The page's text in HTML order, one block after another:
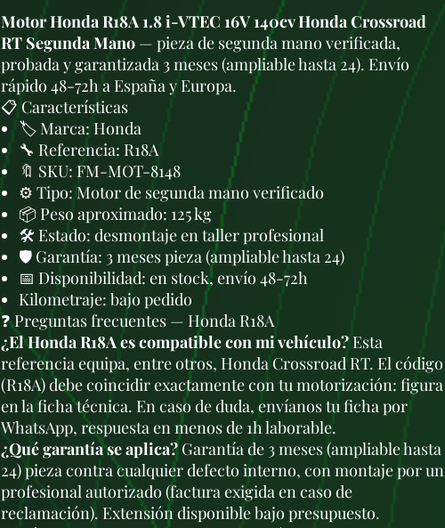
Motor Honda R18A 1.8 i-VTEC 16V 140cv Honda Crossroad
RT Segunda Mano — pieza de segunda mano verificada,
probada y garantizada 3 meses (ampliable hasta 24). Envío
rápido 48-72h a España y Europa.
📋 Características
🏷️ Marca: Honda
🔧 Referencia: R18A
🔖 SKU: FM-MOT-8148
⚙️ Tipo: Motor de segunda mano verificado
📦 Peso aproximado: 125 kg
🛠 Estado: desmontaje en taller profesional
🛡️ Garantía: 3 meses pieza (ampliable hasta 24)
📅 Disponibilidad: en stock, envío 48-72h
Kilometraje: bajo pedido
❓ Preguntas frecuentes — Honda R18A
¿El Honda R18A es compatible con mi vehículo?Esta
referencia equipa, entre otros, Honda Crossroad RT. El código
(R18A) debe coincidir exactamente con tu motorización: figura
en la ficha técnica. En caso de duda, envíanos tu ficha por
WhatsApp, respuesta en menos de 1h laborable.
¿Qué garantía se aplica? Garantía de 3 meses (ampliable hasta
24) pieza contra cualquier defecto interno, con montaje por un
profesional autorizado (factura exigida en caso de
reclamación). Extensión disponible bajo presupuesto.